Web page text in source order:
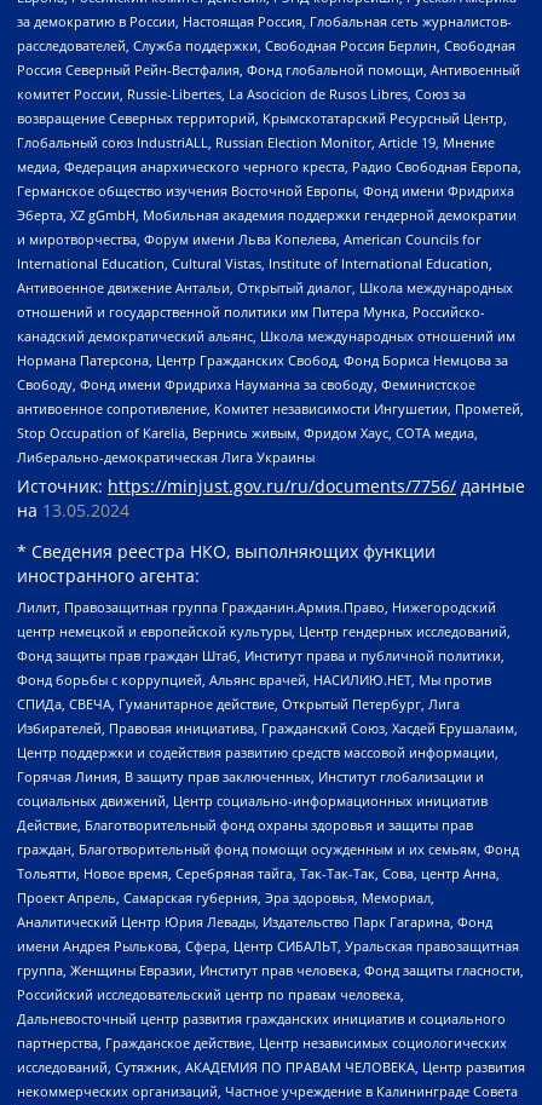
за демократию в России, Настоящая Россия, Глобальная сеть журналистов-
расследователей, Служба поддержки, Свободная Россия Берлин, Свободная
Россия Северный Рейн-Вестфалия, Фонд глобальной помощи, Антивоенный
комитет России, Russie-Libertes, La Asocicion de Rusos Libres, Союз за
возвращение Северных территорий, Крымскотатарский Ресурсный Центр,
Глобальный союз IndustriALL, Russian Election Monitor, Article 19, Мнение
медиа, Федерация анархического черного креста, Радио Свободная Европа,
Германское общество изучения Восточной Европы, Фонд имени Фридриха
Эберта, XZ gGmbH, Мобильная академия поддержки гендерной демократии
и миротворчества, Форум имени Льва Копелева, American Councils for
International Education, Cultural Vistas, Institute of International Education,
Антивоенное движение Антальи, Открытый диалог, Школа международных
отношений и государственной политики им Питера Мунка, Российско-
канадский демократический альянс, Школа международных отношений им
Нормана Патерсона, Центр Гражданских Свобод, Фонд Бориса Немцова за
Свободу, Фонд имени Фридриха Науманна за свободу, Феминистское
антивоенное сопротивление, Комитет независимости Ингушетии, Прометей,
Stop Occupation of Karelia, Вернись живым, Фридом Хаус, СОТА медиа,
Либерально-демократическая Лига Украины
Источник: https://minjust.gov.ru/ru/documents/7756/ данные
на 13.05.2024
* Сведения реестра НКО, выполняющих функции
иностранного агента:
Лилит, Правозащитная группа Гражданин.Армия.Право, Нижегородский
центр немецкой и европейской культуры, Центр гендерных исследований,
Фонд защиты прав граждан Штаб, Институт права и публичной политики,
Фонд борьбы с коррупцией, Альянс врачей, НАСИЛИЮ.НЕТ, Мы против
СПИДа, СВЕЧА, Гуманитарное действие, Открытый Петербург, Лига
Избирателей, Правовая инициатива, Гражданский Союз, Хасдей Ерушалаим,
Центр поддержки и содействия развитию средств массовой информации,
Горячая Линия, В защиту прав заключенных, Институт глобализации и
социальных движений, Центр социально-информационных инициатив
Действие, Благотворительный фонд охраны здоровья и защиты прав
граждан, Благотворительный фонд помощи осужденным и их семьям, Фонд
Тольятти, Новое время, Серебряная тайга, Так-Так-Так, Сова, центр Анна,
Проект Апрель, Самарская губерния, Эра здоровья, Мемориал,
Аналитический Центр Юрия Левады, Издательство Парк Гагарина, Фонд
имени Андрея Рылькова, Сфера, Центр СИБАЛЬТ, Уральская правозащитная
группа, Женщины Евразии, Институт прав человека, Фонд защиты гласности,
Российский исследовательский центр по правам человека,
Дальневосточный центр развития гражданских инициатив и социального
партнерства, Гражданское действие, Центр независимых социологических
исследований, Сутяжник, АКАДЕМИЯ ПО ПРАВАМ ЧЕЛОВЕКА, Центр развития
некоммерческих организаций, Частное учреждение в Калининграде Совета